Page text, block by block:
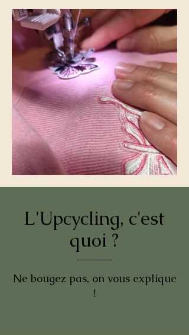
L'Upcycling, c'est
quoi ?
Ne bougez pas, on vous explique
!